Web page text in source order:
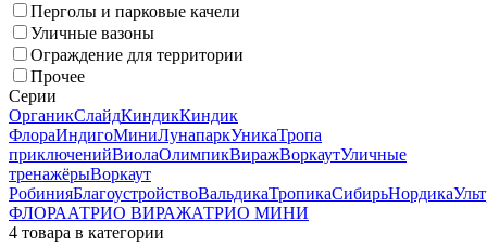
Перголы и парковые качели
Уличные вазоны
Ограждение для территории
Прочее
Серии
ОрганикСлайдКиндикКиндик
ФлораИндигоМиниЛунапаркУникаТропа
приключенийВиолаОлимпикВиражВоркаутУличные
тренажёрыВоркаут
РобинияБлагоустройствоВальдикаТропикаСибирьНордика
ФЛОРААТРИО ВИРАЖАТРИО МИНИ
4 товара в категории